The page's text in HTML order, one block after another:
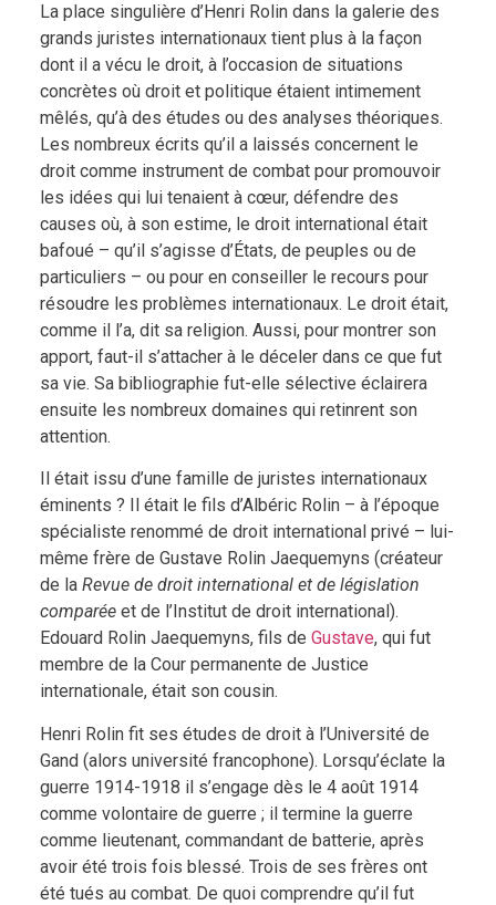
La place singulière d’Henri Rolin dans la galerie des
grands juristes internationaux tient plus à la façon
dont il a vécu le droit, à l’occasion de situations
concrètes où droit et politique étaient intimement
mêlés, qu’à des études ou des analyses théoriques.
Les nombreux écrits qu’il a laissés concernent le
droit comme instrument de combat pour promouvoir
les idées qui lui tenaient à cœur, défendre des
causes où, à son estime, le droit international était
bafoué – qu’il s’agisse d’États, de peuples ou de
particuliers – ou pour en conseiller le recours pour
résoudre les problèmes internationaux. Le droit était,
comme il l’a, dit sa religion. Aussi, pour montrer son
apport, faut-il s’attacher à le déceler dans ce que fut
sa vie. Sa bibliographie fut-elle sélective éclairera
ensuite les nombreux domaines qui retinrent son
attention.
Il était issu d’une famille de juristes internationaux
éminents ? Il était le fils d’Albéric Rolin – à l’époque
spécialiste renommé de droit international privé – lui-
même frère de Gustave Rolin Jaequemyns (créateur
de la Revue de droit international et de législation
comparéeet de l’Institut de droit international).
Edouard Rolin Jaequemyns, fils de Gustave, qui fut
membre de la Cour permanente de Justice
internationale, était son cousin.
Henri Rolin fit ses études de droit à l’Université de
Gand (alors université francophone). Lorsqu’éclate la
guerre 1914-1918 il s’engage dès le 4 août 1914
comme volontaire de guerre ; il termine la guerre
comme lieutenant, commandant de batterie, après
avoir été trois fois blessé. Trois de ses frères ont
été tués au combat. De quoi comprendre qu’il fut